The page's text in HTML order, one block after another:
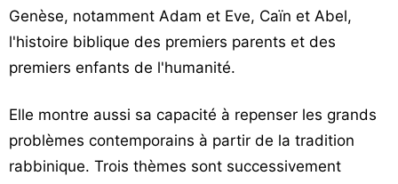
Genèse, notamment Adam et Eve, Caïn et Abel,
l'histoire biblique des premiers parents et des
premiers enfants de l'humanité.
Elle montre aussi sa capacité à repenser les grands
problèmes contemporains à partir de la tradition
rabbinique. Trois thèmes sont successivement